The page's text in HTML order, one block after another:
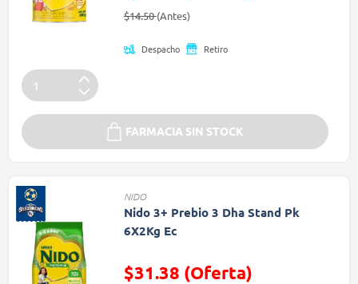
Precio reducido de
$14.50(Antes)(Oferta)
Despacho Retiro
FARMACIA SIN STOCK
NIDO
Nido 3+ Prebio 3 Dha Stand Pk
6X2Kg Ec
$31.38 (Oferta)